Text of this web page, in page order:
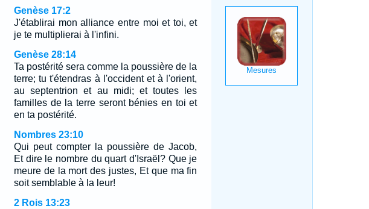
Genèse 17:2
J'établirai mon alliance entre moi et toi, et
je te multiplierai à l'infini.
Genèse 28:14
Ta postérité sera comme la poussière de la
terre; tu t'étendras à l'occident et à l'orient,
au septentrion et au midi; et toutes les
familles de la terre seront bénies en toi et
en ta postérité.
Nombres 23:10
Qui peut compter la poussière de Jacob,
Et dire le nombre du quart d'Israël? Que je
meure de la mort des justes, Et que ma fin
soit semblable à la leur!
2 Rois 13:23